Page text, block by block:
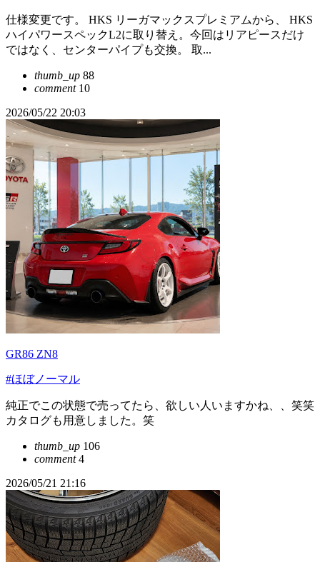
仕様変更です。 HKS リーガマックスプレミアムから、 HKS
ハイパワースペックL2に取り替え。今回はリアピースだけ
ではなく、センターパイプも交換。 取...
thumb_up 88
comment10
2026/05/22 20:03
GR86 ZN8
#ほぼノーマル
純正でこの状態で売ってたら、欲しい人いますかね、、笑笑
カタログも用意しました。笑
thumb_up 106
comment4
2026/05/21 21:16